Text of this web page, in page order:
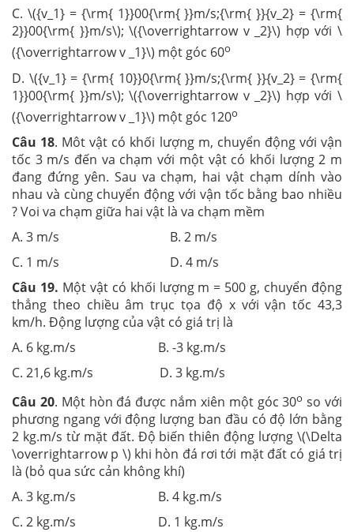
C. \({v_1} = {\rm{ 1}}00{\rm{ }}m/s;{\rm{ }}{v_2} = {\rm{
2}}00{\rm{ }}m/s\); \({\overrightarrow v _2}\) hợp với \
({\overrightarrow v _1}\) một góc 60o
D. \({v_1} = {\rm{ 10}}0{\rm{ }}m/s;{\rm{ }}{v_2} = {\rm{
1}}00{\rm{ }}m/s\); \({\overrightarrow v _2}\) hợp với \
({\overrightarrow v _1}\) một góc 120o
Câu 18. Môt vật có khối lượng m, chuyển động với vận
tốc 3 m/s đến va chạm với một vật có khối lượng 2 m
đang đứng yên. Sau va chạm, hai vật chạm dính vào
nhau và cùng chuyển động với vận tốc bằng bao nhiều
? Voi va chạm giữa hai vật là va chạm mềm
A. 3 m/s B. 2 m/s
C. 1 m/s D. 4 m/s
Câu 19. Một vật có khối lượng m = 500 g, chuyển động
thẳng theo chiều âm trục tọa độ x với vận tốc 43,3
km/h. Động lượng của vật có giá trị là
A. 6 kg.m/s B. -3 kg.m/s
C. 21,6 kg.m/s D. 3 kg.m/s
Câu 20. Một hòn đá được nắm xiên một góc 30o so với
phương ngang với động lượng ban đầu có độ lớn bằng
2 kg.m/s từ mặt đất. Độ biến thiên động lượng \(\Delta
\overrightarrow p \) khi hòn đá rơi tới mặt đất có giá trị
là (bỏ qua sức cản không khí)
A. 3 kg.m/s B. 4 kg.m/s
C. 2 kg.m/s D. 1 kg.m/s